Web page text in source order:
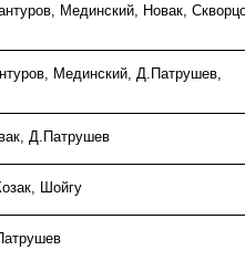
Мединский, Новак,
Мединский, Д.Патрушев,
Д.Патрушев
Шойгу